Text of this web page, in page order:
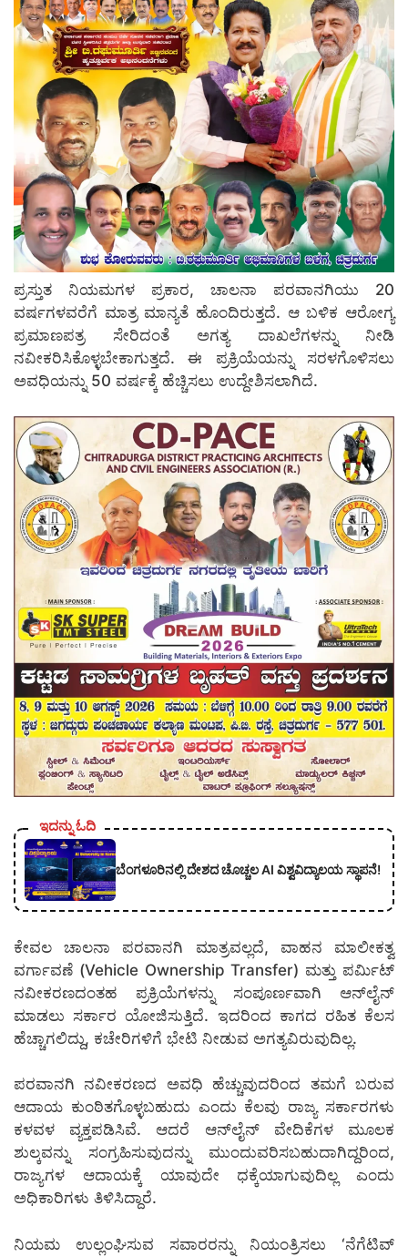
ಪ್ರಸ್ತುತ ನಿಯಮಗಳ ಪ್ರಕಾರ, ಚಾಲನಾ ಪರವಾನಗಿಯು 20
ವರ್ಷಗಳವರೆಗೆ ಮಾತ್ರ ಮಾನ್ಯತೆ ಹೊಂದಿರುತ್ತದೆ. ಆ ಬಳಿಕ ಆರೋಗ್ಯ
ಪ್ರಮಾಣಪತ್ರ ಸೇರಿದಂತೆ ಅಗತ್ಯ ದಾಖಲೆಗಳನ್ನು ನೀಡಿ
ನವೀಕರಿಸಿಕೊಳ್ಳಬೇಕಾಗುತ್ತದೆ. ಈ ಪ್ರಕ್ರಿಯೆಯನ್ನು ಸರಳಗೊಳಿಸಲು
ಅವಧಿಯನ್ನು 50 ವರ್ಷಕ್ಕೆ ಹೆಚ್ಚಿಸಲು ಉದ್ದೇಶಿಸಲಾಗಿದೆ.
ಇದನ್ನು ಓದಿ
ಬೆಂಗಳೂರಿನಲ್ಲಿ ದೇಶದ ಚೊಚ್ಚಲ AI ವಿಶ್ವವಿದ್ಯಾಲಯ ಸ್ಥಾಪನೆ!
ಕೇವಲ ಚಾಲನಾ ಪರವಾನಗಿ ಮಾತ್ರವಲ್ಲದೆ, ವಾಹನ ಮಾಲೀಕತ್ವ
ವರ್ಗಾವಣೆ (Vehicle Ownership Transfer) ಮತ್ತು ಪರ್ಮಿಟ್
ನವೀಕರಣದಂತಹ ಪ್ರಕ್ರಿಯೆಗಳನ್ನು ಸಂಪೂರ್ಣವಾಗಿ ಆನ್‌ಲೈನ್
ಮಾಡಲು ಸರ್ಕಾರ ಯೋಜಿಸುತ್ತಿದೆ. ಇದರಿಂದ ಕಾಗದ ರಹಿತ ಕೆಲಸ
ಹೆಚ್ಚಾಗಲಿದ್ದು, ಕಚೇರಿಗಳಿಗೆ ಭೇಟಿ ನೀಡುವ ಅಗತ್ಯವಿರುವುದಿಲ್ಲ.
ಪರವಾನಗಿ ನವೀಕರಣದ ಅವಧಿ ಹೆಚ್ಚುವುದರಿಂದ ತಮಗೆ ಬರುವ
ಆದಾಯ ಕುಂಠಿತಗೊಳ್ಳಬಹುದು ಎಂದು ಕೆಲವು ರಾಜ್ಯ ಸರ್ಕಾರಗಳು
ಕಳವಳ ವ್ಯಕ್ತಪಡಿಸಿವೆ. ಆದರೆ ಆನ್‌ಲೈನ್ ವೇದಿಕೆಗಳ ಮೂಲಕ
ಶುಲ್ಕವನ್ನು ಸಂಗ್ರಹಿಸುವುದನ್ನು ಮುಂದುವರಿಸಬಹುದಾಗಿದ್ದರಿಂದ,
ರಾಜ್ಯಗಳ ಆದಾಯಕ್ಕೆ ಯಾವುದೇ ಧಕ್ಕೆಯಾಗುವುದಿಲ್ಲ ಎಂದು
ಅಧಿಕಾರಿಗಳು ತಿಳಿಸಿದ್ದಾರೆ.
ನಿಯಮ ಉಲ್ಲಂಘಿಸುವ ಸವಾರರನ್ನು ನಿಯಂತ್ರಿಸಲು ‘ನೆಗೆಟಿವ್